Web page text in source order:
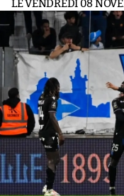
LE VENDREDI 08